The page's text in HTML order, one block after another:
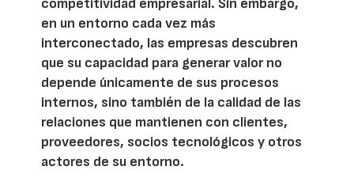
en un entorno cada vez más
interconectado, las empresas descubren
que su capacidad para generar valor no
depende únicamente de sus procesos
internos, sino también de la calidad de las
relaciones que mantienen con clientes,
proveedores, socios tecnológicos y otros
actores de su entorno.